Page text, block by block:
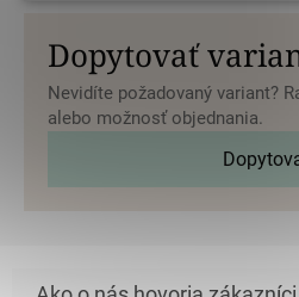
Dopytovať
Nevidíte požadovaný variant?
alebo možnosť objednania.